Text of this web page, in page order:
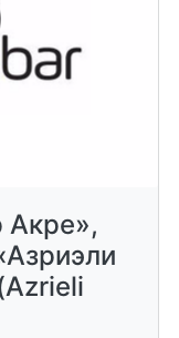
Акре»,